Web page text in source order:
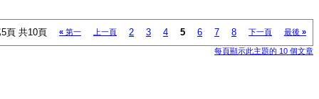
頁 共10頁 « 第一 上一頁 2 3 4 5 6 7 8 下一頁 最後 »
每頁顯示此主題的 10 個文章